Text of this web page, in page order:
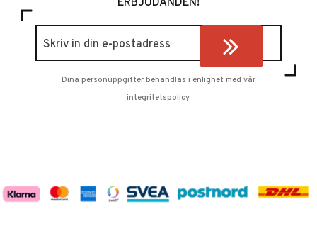
ERBJUDANDEN!
Dina personuppgifter behandlas i enlighet med vår
integritetspolicy.